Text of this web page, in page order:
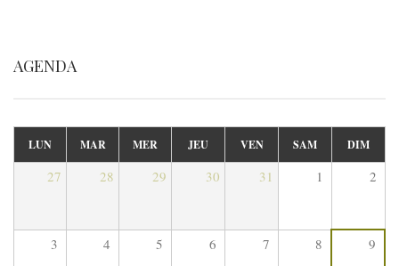
AGENDA
LUN MAR MER JEU VEN SAM DIM
27 28 29 30 31 1 2
3 4 5 6 7 8 9